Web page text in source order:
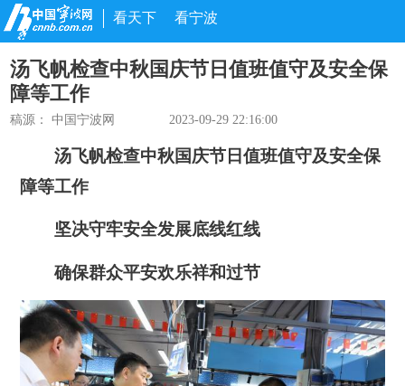
看天下 看宁波
汤飞帆检查中秋国庆节日值班值守及安全保
障等工作
稿源： 中国宁波网 2023-09-29 22:16:00
汤飞帆检查中秋国庆节日值班值守及安全保
障等工作
坚决守牢安全发展底线红线
确保群众平安欢乐祥和过节